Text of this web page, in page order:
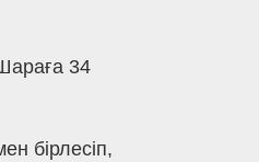
34
бірлесіп,